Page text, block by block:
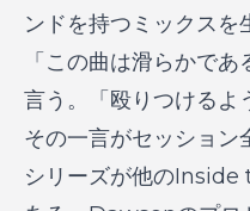
ンドを持つミックスを
「この曲は滑らかで
言う。「殴りつけるよ
その一言がセッション
シリーズが他のInside